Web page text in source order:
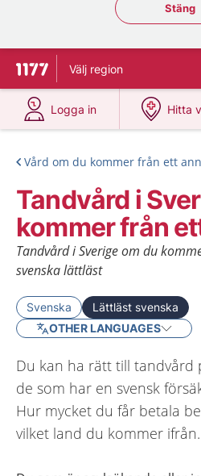
Stäng
Stäng
Till startsidan för 1177
Välj region
Logga in
på 1177.se
Hitta
på
Vård om du kommer från ett
Tandvård i
kommer från
Tandvård i Sverige om du
svenska lättläst
Svenska
Lättläst svenska
OTHER LANGUAGES
Du kan ha rätt till tandvård
de som har en svensk
Hur mycket du får betala
vilket land du kommer ifrån.